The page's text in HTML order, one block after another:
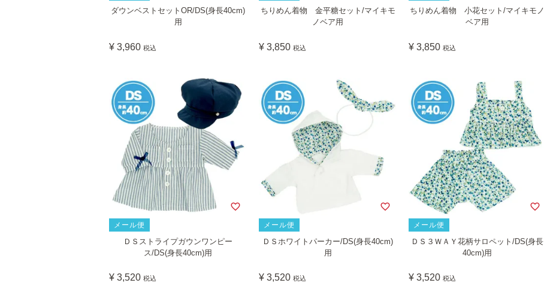
ダウンベストセットOR/DS(身長40cm)
用
¥ 3,960 税込
ちりめん着物 金平糖セット/マイキモ
ノベア用
¥ 3,850 税込
ちりめん着物 小花セット/マイキモノ
ベア用
¥ 3,850 税込
メール便
ＤＳストライプガウンワンピー
ス/DS(身長40cm)用
¥ 3,520 税込
メール便
ＤＳホワイトパーカー/DS(身長40cm)
用
¥ 3,520 税込
メール便
ＤＳ３ＷＡＹ花柄サロペット/DS(身長
40cm)用
¥ 3,520 税込